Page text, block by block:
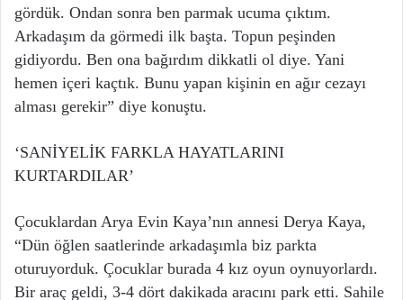
gördük. Ondan sonra ben parmak ucuma çıktım.
Arkadaşım da görmedi ilk başta. Topun peşinden
gidiyordu. Ben ona bağırdım dikkatli ol diye. Yani
hemen içeri kaçtık. Bunu yapan kişinin en ağır cezayı
alması gerekir” diye konuştu.
‘SANİYELİK FARKLA HAYATLARINI
KURTARDILAR’
Çocuklardan Arya Evin Kaya’nın annesi Derya Kaya,
“Dün öğlen saatlerinde arkadaşımla biz parkta
oturuyorduk. Çocuklar burada 4 kız oyun oynuyorlardı.
Bir araç geldi, 3-4 dört dakikada aracını park etti. Sahile